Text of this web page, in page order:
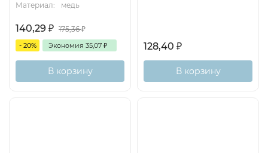
Материал:
медь
140,29 ₽ 175,36₽
- 20% Экономия 35,07 ₽
В корзину
128,40 ₽
В корзину